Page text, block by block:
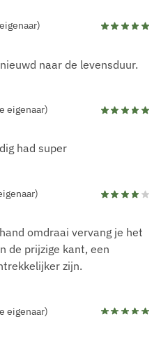
naar de levensduur.
eigenaar)
had super
omdraai vervang je het
de prijzige kant, een
zijn.
eigenaar)